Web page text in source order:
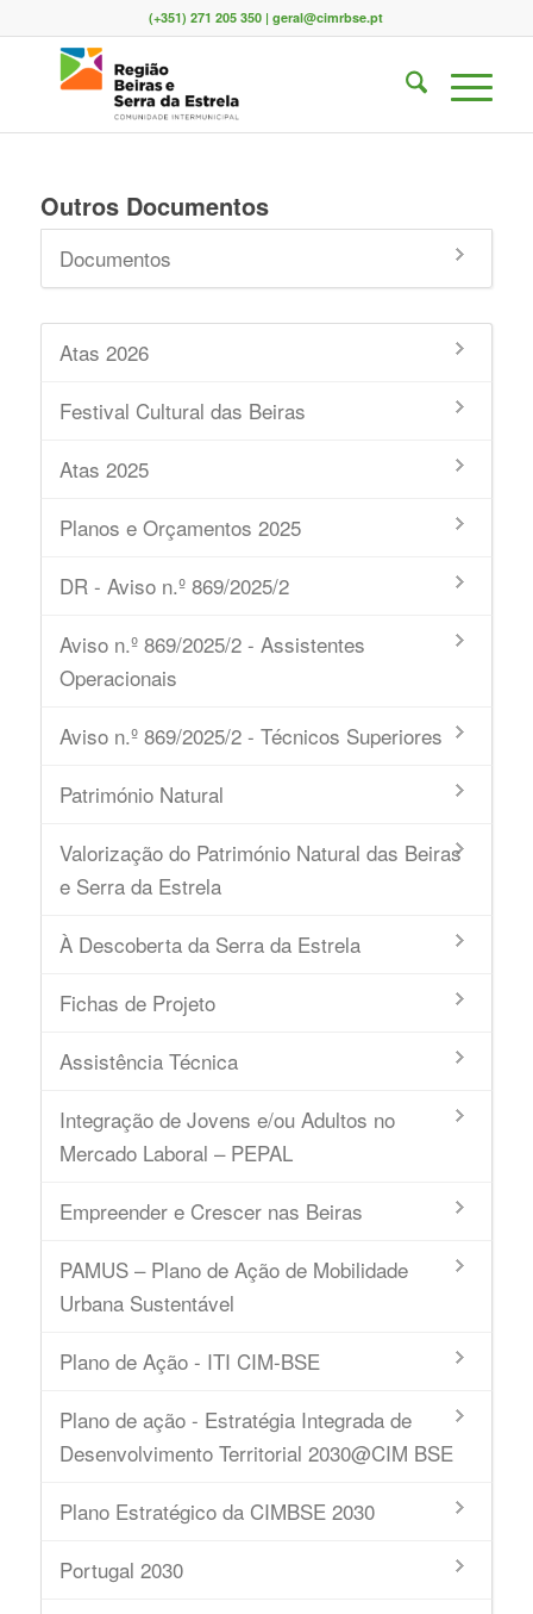
(+351) 271 205 350 | geral@cimrbse.pt
Outros Documentos
Documentos
Atas 2026
Festival Cultural das Beiras
Atas 2025
Planos e Orçamentos 2025
DR - Aviso n.º 869/2025/2
Aviso n.º 869/2025/2 - Assistentes
Operacionais
Aviso n.º 869/2025/2 - Técnicos Superiores
Património Natural
Valorização do Património Natural das Beiras
e Serra da Estrela
À Descoberta da Serra da Estrela
Fichas de Projeto
Assistência Técnica
Integração de Jovens e/ou Adultos no
Mercado Laboral – PEPAL
Empreender e Crescer nas Beiras
PAMUS – Plano de Ação de Mobilidade
Urbana Sustentável
Plano de Ação - ITI CIM-BSE
Plano de ação - Estratégia Integrada de
Desenvolvimento Territorial 2030@CIM BSE
Plano Estratégico da CIMBSE 2030
Portugal 2030